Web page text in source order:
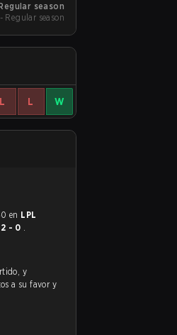
season
Regular season
L L W
en LPL
2 - 0 .
a su favor y